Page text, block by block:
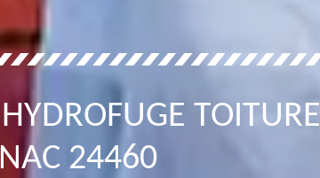
TOITURE
24460